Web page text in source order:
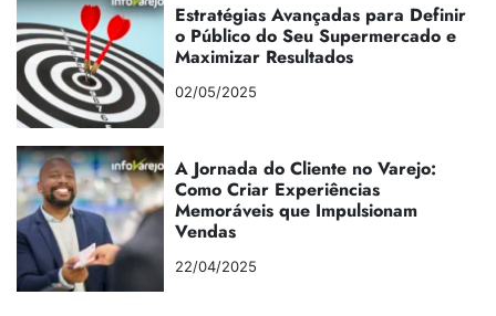
Estratégias Avançadas para Definir
o Público do Seu Supermercado e
Maximizar Resultados
02/05/2025
A Jornada do Cliente no Varejo:
Como Criar Experiências
Memoráveis que Impulsionam
Vendas
22/04/2025